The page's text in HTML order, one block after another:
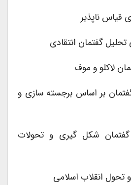
ناپذیر
گفتمان انتقادی
لاکلو و موف
بر اساس برجسته سازی و
شکل گیری و تحولات
انقلاب اسلامی